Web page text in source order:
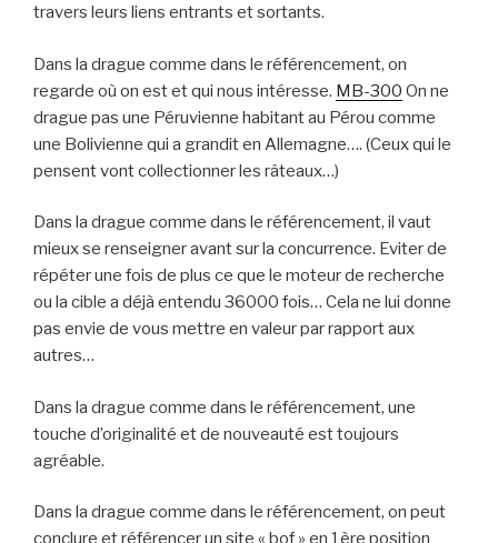
travers leurs liens entrants et sortants.
Dans la drague comme dans le référencement, on
regarde où on est et qui nous intéresse. MB-300 On ne
drague pas une Péruvienne habitant au Pérou comme
une Bolivienne qui a grandit en Allemagne…. (Ceux qui le
pensent vont collectionner les râteaux…)
Dans la drague comme dans le référencement, il vaut
mieux se renseigner avant sur la concurrence. Eviter de
répéter une fois de plus ce que le moteur de recherche
ou la cible a déjà entendu 36000 fois… Cela ne lui donne
pas envie de vous mettre en valeur par rapport aux
autres…
Dans la drague comme dans le référencement, une
touche d’originalité et de nouveauté est toujours
agréable.
Dans la drague comme dans le référencement, on peut
conclure et référencer un site « bof » en 1ère position